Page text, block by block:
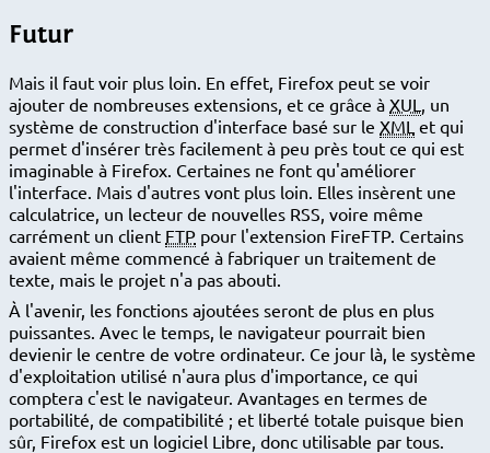
Futur
Mais il faut voir plus loin. En effet, Firefox peut se voir
ajouter de nombreuses extensions, et ce grâce à XUL
, un
système de construction d'interface basé sur le XML et qui
permet d'insérer très facilement à peu près tout ce qui est
imaginable à Firefox. Certaines ne font qu'améliorer
l'interface. Mais d'autres vont plus loin. Elles insèrent une
calculatrice, un lecteur de nouvelles RSS, voire même
carrément un client FTP pour l'extension FireFTP. Certains
avaient même commencé à fabriquer un traitement de
texte, mais le projet n'a pas abouti.
À l'avenir, les fonctions ajoutées seront de plus en plus
puissantes. Avec le temps, le navigateur pourrait bien
devienir le centre de votre ordinateur. Ce jour là, le système
d'exploitation utilisé n'aura plus d'importance, ce qui
comptera c'est le navigateur. Avantages en termes de
portabilité, de compatibilité ; et liberté totale puisque bien
sûr, Firefox est un logiciel Libre, donc utilisable par tous.